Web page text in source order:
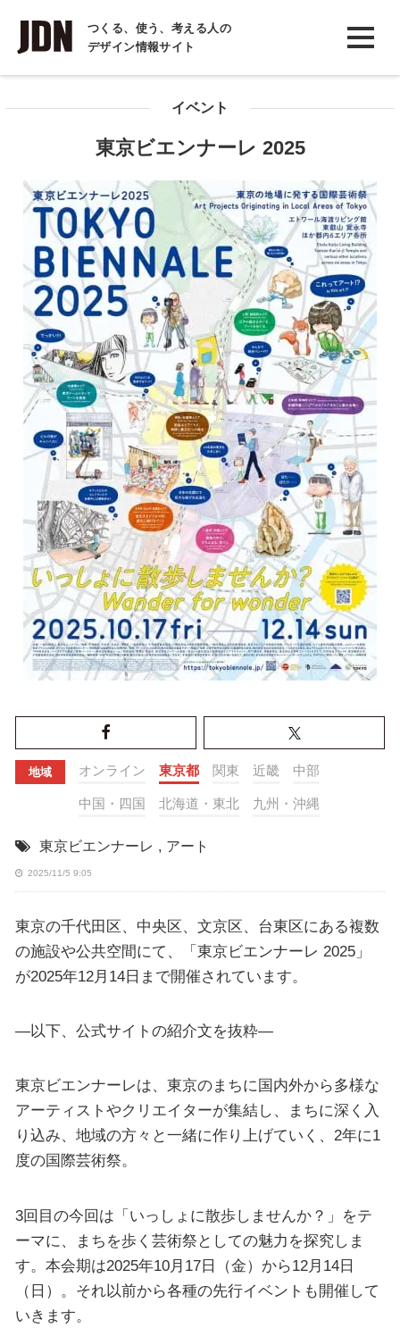
つくる、使う、考える人の
デザイン情報サイト
INTERVIEW
インタビュー
コラム
イベント
東京ビエンナーレ 2025
地域 オンライン 東京都 関東 近畿 中部
中国・四国 北海道・東北 九州・沖縄
東京ビエンナーレ , アート
2025/11/5 9:05
東京の千代田区、中央区、文京区、台東区にある複数
の施設や公共空間にて、「東京ビエンナーレ 2025」
が2025年12月14日まで開催されています。
—以下、公式サイトの紹介文を抜粋—
東京ビエンナーレは、東京のまちに国内外から多様な
アーティストやクリエイターが集結し、まちに深く入
り込み、地域の方々と一緒に作り上げていく、2年に1
度の国際芸術祭。
3回目の今回は「いっしょに散歩しませんか？」をテ
ーマに、まちを歩く芸術祭としての魅力を探究しま
す。本会期は2025年10月17日（金）から12月14日
（日）。それ以前から各種の先行イベントも開催して
いきます。